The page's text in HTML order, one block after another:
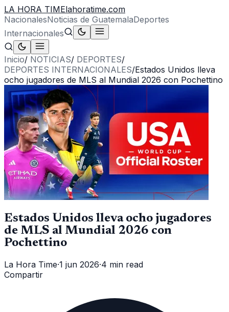
LA HORA TIMElahoratime.com
NacionalesNoticias de GuatemalaDeportes
Internacionales
Inicio/ NOTICIAS/ DEPORTES/
DEPORTES INTERNACIONALES/Estados Unidos lleva
ocho jugadores de MLS al Mundial 2026 con Pochettino
Estados Unidos lleva ocho jugadores
de MLS al Mundial 2026 con
Pochettino
La Hora Time·1 jun 2026·4 min read
Compartir